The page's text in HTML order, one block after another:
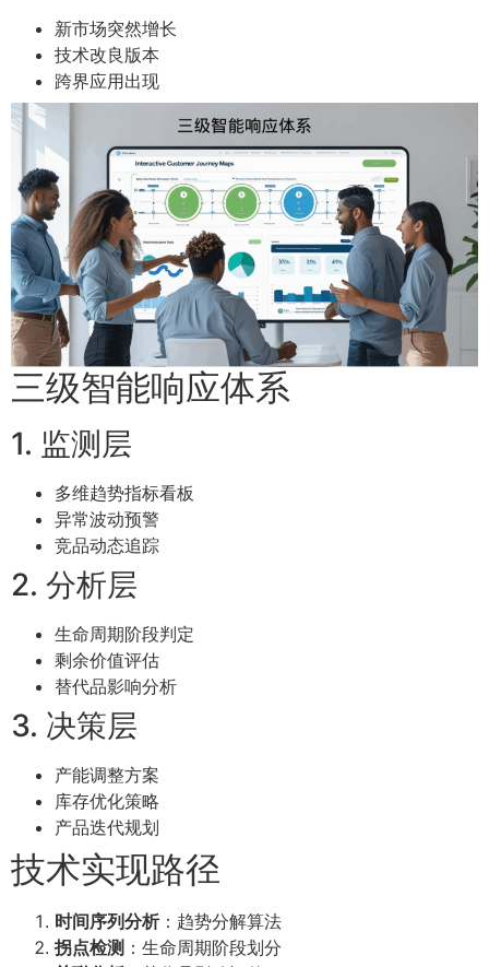
新市场突然增长
技术改良版本
跨界应用出现
三级智能响应体系
1. 监测层
多维趋势指标看板
异常波动预警
竞品动态追踪
2. 分析层
生命周期阶段判定
剩余价值评估
替代品影响分析
3. 决策层
产能调整方案
库存优化策略
产品迭代规划
技术实现路径
时间序列分析：趋势分解算法
拐点检测 ：生命周期阶段划分